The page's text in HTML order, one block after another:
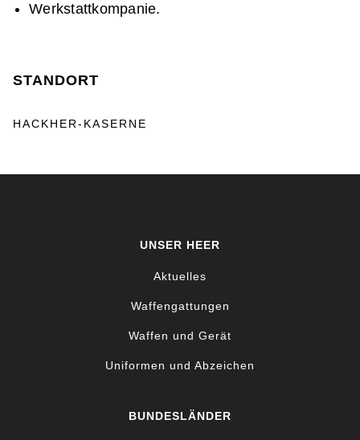
Werkstattkompanie.
STANDORT
HACKHER-KASERNE
UNSER HEER
Aktuelles
Waffengattungen
Waffen und Gerät
Uniformen und Abzeichen
BUNDESLÄNDER